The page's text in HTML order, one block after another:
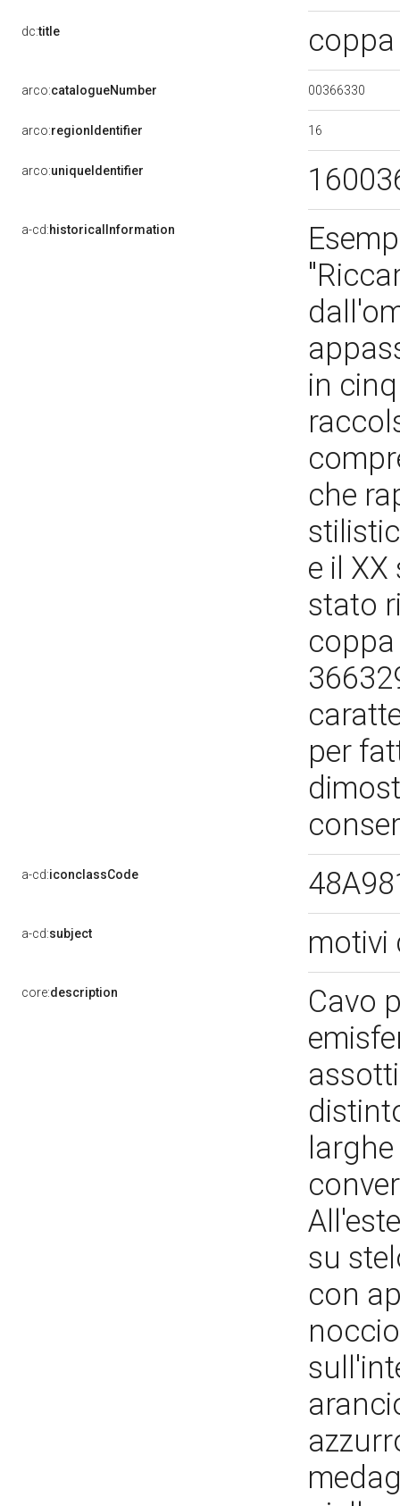
dc:title
arco:catalogueNumber 00366330
arco:regionIdentifier 16
arco:uniqueIdentifier
a-cd:historicalInformation
in
che
e il
stato
per
a-cd:iconclassCode
a-cd:subject motivi
core:description
Cavo
su
con